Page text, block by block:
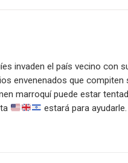
invaden el país vecino con
envenenados que compiten
marroquí puede estar
estará para ayudarle.